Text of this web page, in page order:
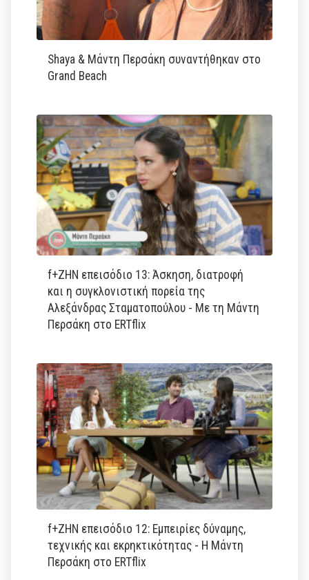
Shaya & Μάντη Περσάκη συναντήθηκαν στο
Grand Beach
f+ΖΗΝ επεισόδιο 13: Άσκηση, διατροφή
και η συγκλονιστική πορεία της
Αλεξάνδρας Σταματοπούλου - Με τη Μάντη
Περσάκη στο ERTflix
f+ΖΗΝ επεισόδιο 12: Εμπειρίες δύναμης,
τεχνικής και εκρηκτικότητας - Η Μάντη
Περσάκη στο ERTflix